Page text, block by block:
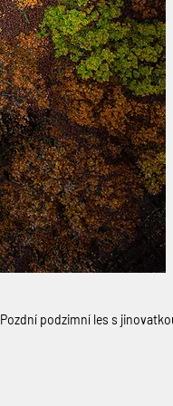
Pozdní podzimní les s